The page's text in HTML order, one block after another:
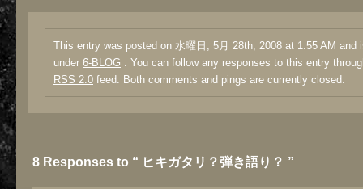
This entry was posted on 水曜日, 5月 28th, 2008 at 1:55 AM and
under 6-BLOG . You can follow any responses to this entry
RSS 2.0 feed. Both comments and pings are currently closed.
8 Responses to “ ヒキガタリ？弾き語り？ ”